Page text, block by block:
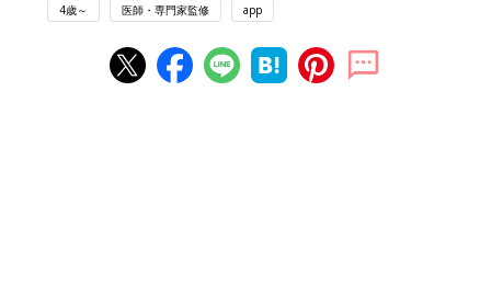
4歳～ 医師・専門家監修 app